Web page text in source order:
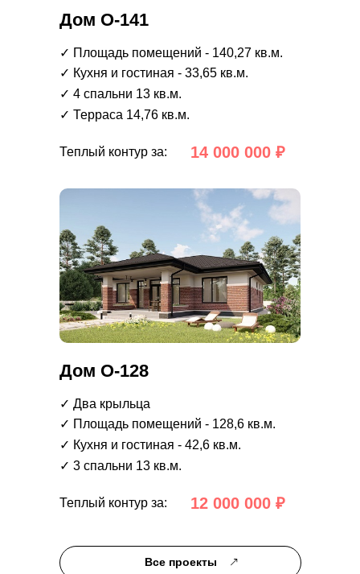
Теплый контур за:
✓ 3 спальни 13 кв.м.
✓ Кухня и гостиная - 42,6 кв.м.
✓ Площадь помещений - 128,6 кв.м.
✓ Два крыльца
12 000 000 ₽
Дом О-128
Теплый контур за:
✓ Терраса 14,76 кв.м.
✓ 4 спальни 13 кв.м.
✓ Кухня и гостиная - 33,65 кв.м.
✓ Площадь помещений - 140,27 кв.м.
14 000 000 ₽
Дом О-141
Все проекты